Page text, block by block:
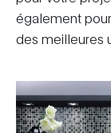
également
des meilleures